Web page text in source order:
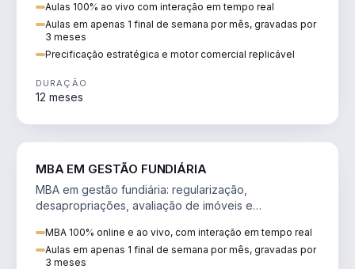
Aulas 100% ao vivo com interação em tempo real
Aulas em apenas 1 final de semana por mês, gravadas por
3 meses
Precificação estratégica e motor comercial replicável
DURAÇÃO
12 meses
MBA EM GESTÃO FUNDIÁRIA
MBA em gestão fundiária: regularização,
desapropriações, avaliação de imóveis e
MBA 100% online e ao vivo, com interação em tempo real
Aulas em apenas 1 final de semana por mês, gravadas por
3 meses